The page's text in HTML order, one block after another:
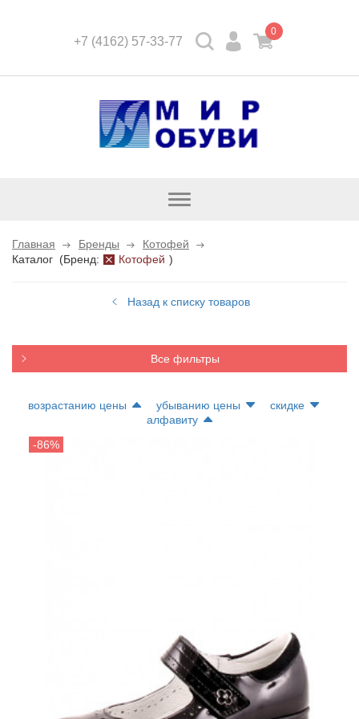
+7 (4162) 57-33-77
0
Открыть
Главная Бренды
Котофей
Каталог (Бренд: Котофей )
Назад к списку товаров
Все фильтры
возрастанию цены убыванию цены
скидке
алфавиту